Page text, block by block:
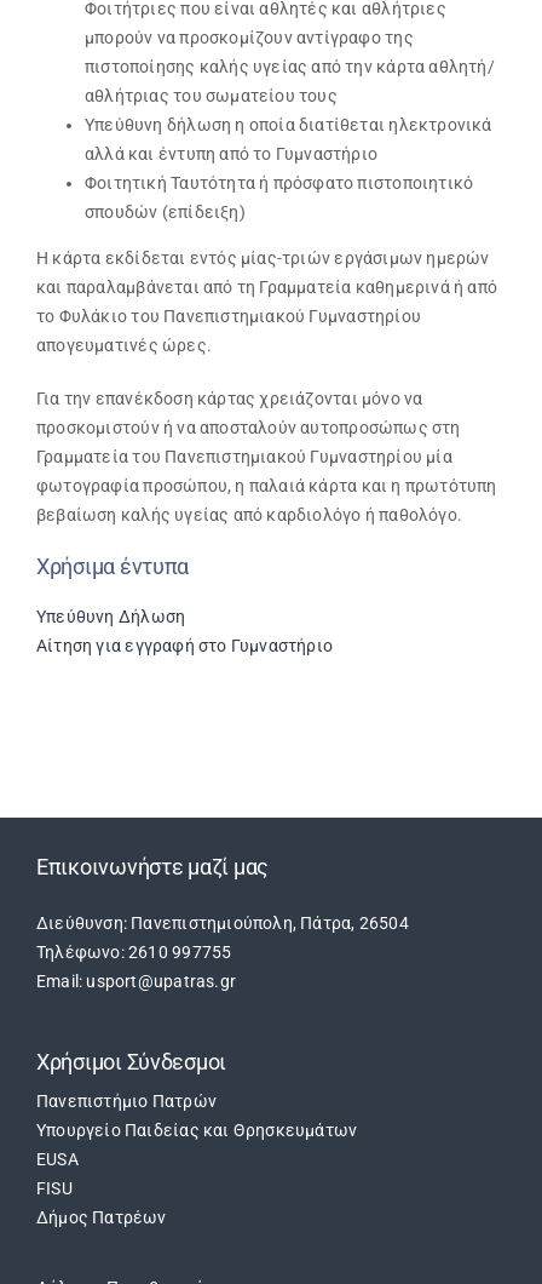
Φοιτήτριες που είναι αθλητές και αθλήτριες
μπορούν να προσκομίζουν αντίγραφο της
πιστοποίησης καλής υγείας από την κάρτα αθλητή/
αθλήτριας του σωματείου τους
Υπεύθυνη δήλωση η οποία διατίθεται ηλεκτρονικά
αλλά και έντυπη από το Γυμναστήριο
Φοιτητική Ταυτότητα ή πρόσφατο πιστοποιητικό
σπουδών (επίδειξη)
Η κάρτα εκδίδεται εντός μίας-τριών εργάσιμων ημερών
και παραλαμβάνεται από τη Γραμματεία καθημερινά ή από
το Φυλάκιο του Πανεπιστημιακού Γυμναστηρίου
απογευματινές ώρες.
Για την επανέκδοση κάρτας χρειάζονται μόνο να
προσκομιστούν ή να αποσταλούν αυτοπροσώπως στη
Γραμματεία του Πανεπιστημιακού Γυμναστηρίου μία
φωτογραφία προσώπου, η παλαιά κάρτα και η πρωτότυπη
βεβαίωση καλής υγείας από καρδιολόγο ή παθολόγο.
Χρήσιμα έντυπα
Υπεύθυνη Δήλωση
Αίτηση για εγγραφή στο Γυμναστήριο
Επικοινωνήστε μαζί μας
Διεύθυνση: Πανεπιστημιούπολη, Πάτρα, 26504
Τηλέφωνο: 2610 997755
Email: usport@upatras.gr
Χρήσιμοι Σύνδεσμοι
Πανεπιστήμιο Πατρών
Υπουργείο Παιδείας και Θρησκευμάτων
EUSA
FISU
Δήμος Πατρέων